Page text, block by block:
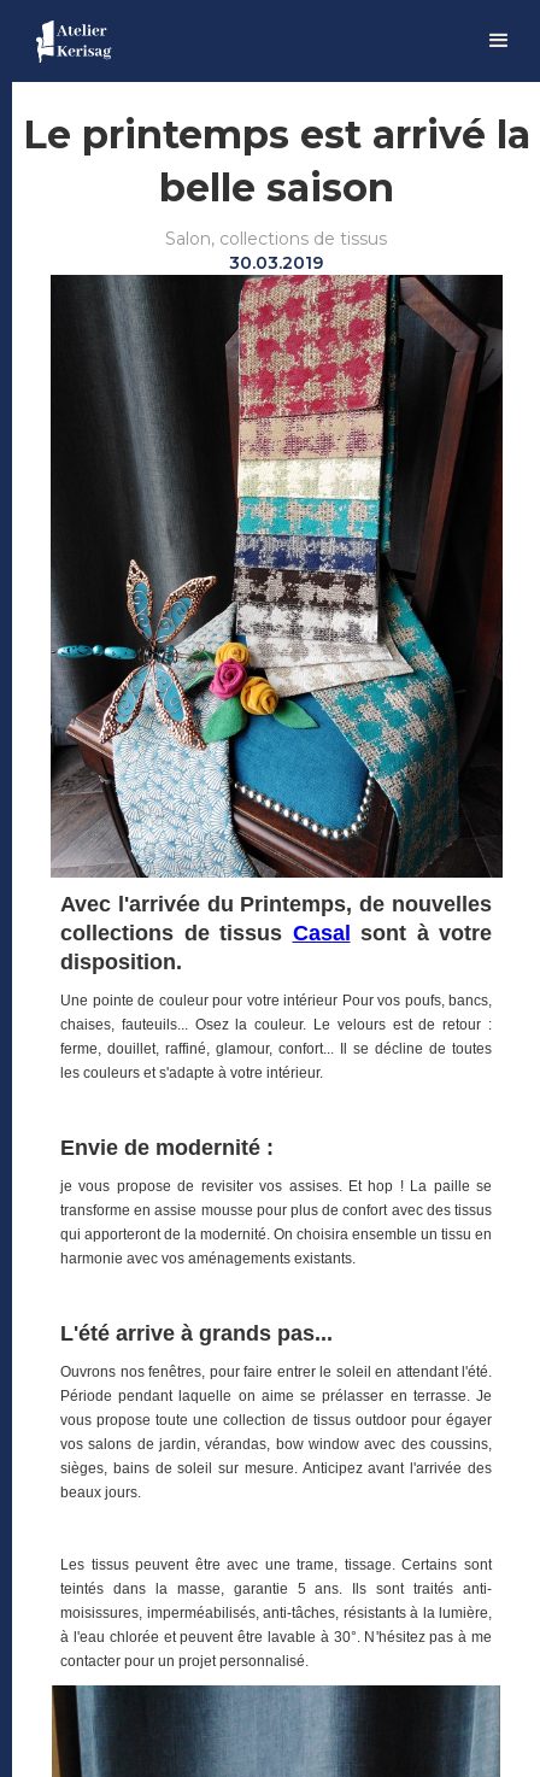
Le printemps est arrivé la
belle saison
Salon, collections de tissus
30.03.2019
Avec l'arrivée du Printemps, de nouvelles
collections de tissus Casal
sont à votre
disposition.
Une pointe de couleur pour votre intérieur Pour vos poufs, bancs,
chaises, fauteuils... Osez la couleur. Le velours est de retour :
ferme, douillet, raffiné, glamour, confort... Il se décline de toutes
les couleurs et s'adapte à votre intérieur.
Envie de modernité :
je vous propose de revisiter vos assises. Et hop ! La paille se
transforme en assise mousse pour plus de confort avec des tissus
qui apporteront de la modernité. On choisira ensemble un tissu en
harmonie avec vos aménagements existants.
L'été arrive à grands pas...
Ouvrons nos fenêtres, pour faire entrer le soleil en attendant l'été.
Période pendant laquelle on aime se prélasser en terrasse. Je
vous propose toute une collection de tissus outdoor pour égayer
vos salons de jardin, vérandas, bow window avec des coussins,
sièges, bains de soleil sur mesure. Anticipez avant l'arrivée des
beaux jours.
Les tissus peuvent être avec une trame, tissage. Certains sont
teintés dans la masse, garantie 5 ans. Ils sont traités anti-
moisissures, imperméabilisés, anti-tâches, résistants à la lumière,
à l'eau chlorée et peuvent être lavable à 30°. N'hésitez pas à me
contacter pour un projet personnalisé.